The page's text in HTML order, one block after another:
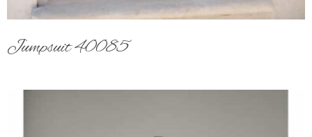
Jumpsuit 40085